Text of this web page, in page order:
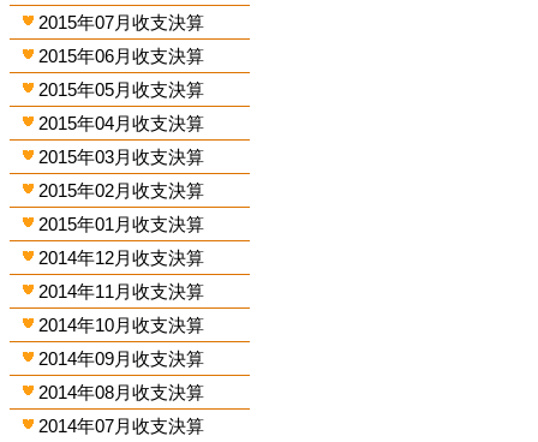
2015年07月收支決算
2015年06月收支決算
2015年05月收支決算
2015年04月收支決算
2015年03月收支決算
2015年02月收支決算
2015年01月收支決算
2014年12月收支決算
2014年11月收支決算
2014年10月收支決算
2014年09月收支決算
2014年08月收支決算
2014年07月收支決算